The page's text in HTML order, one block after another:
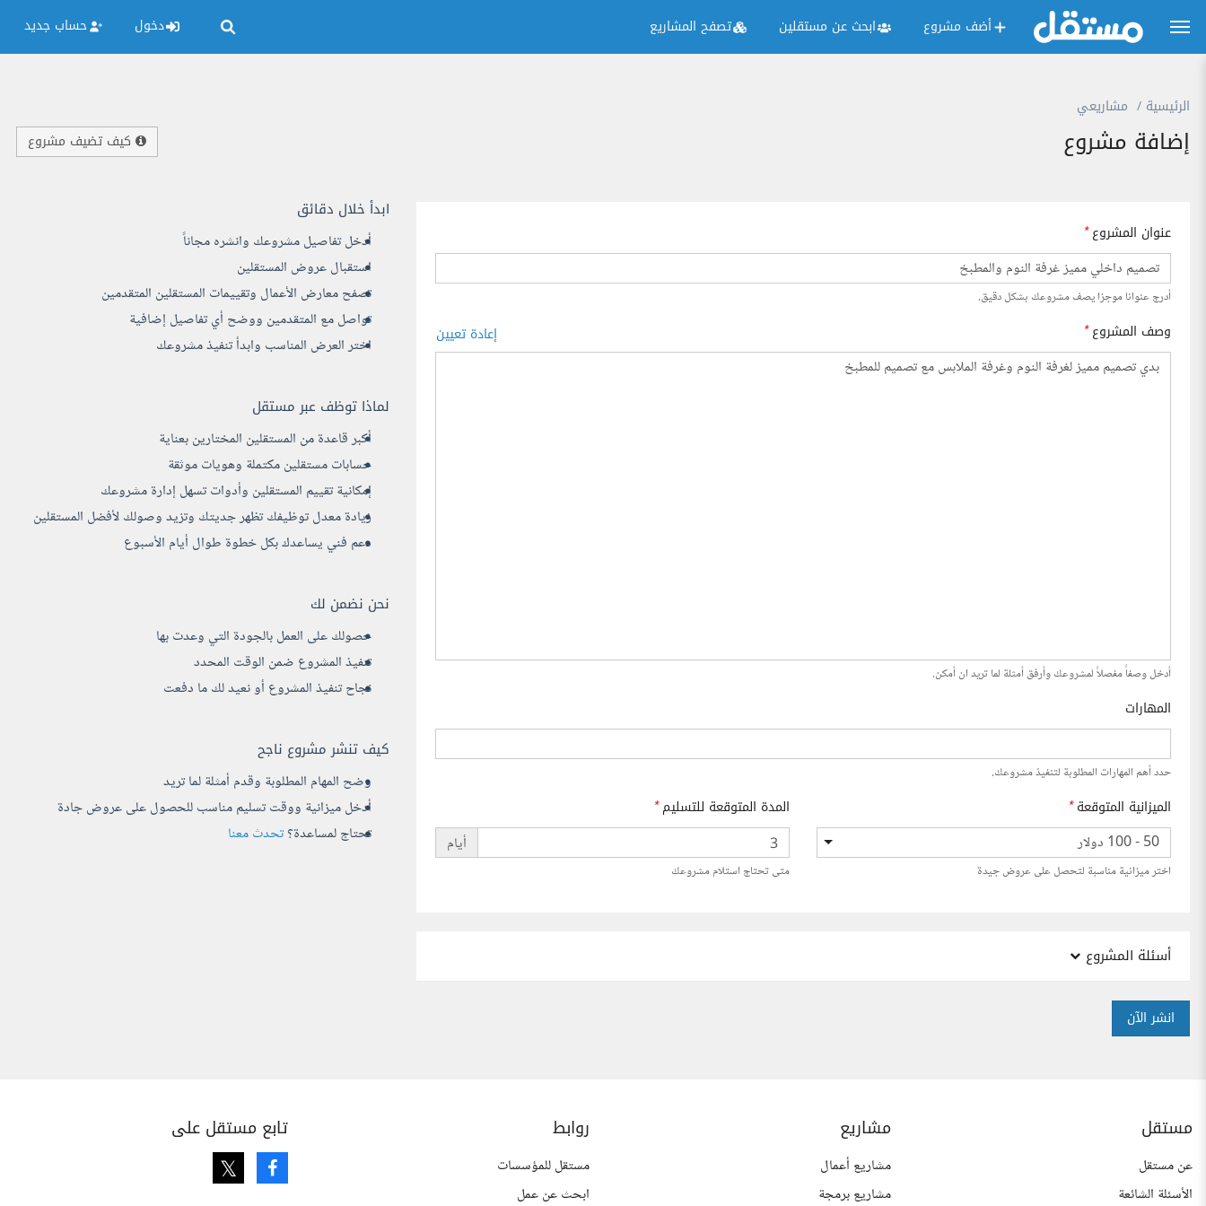
أضف مشروع ابحث عن مستقلين تصفح المشاريع دخول حساب جديد
الرئيسية مشاريعي
إضافة مشروع كيف تضيف مشروع
ابدأ خلال دقائق
أدخل تفاصيل مشروعك وانشره مجاناً
استقبال عروض المستقلين
تصفح معارض الأعمال وتقييمات المستقلين المتقدمين
تواصل مع المتقدمين ووضح أي تفاصيل إضافية
اختر العرض المناسب وابدأ تنفيذ مشروعك
لماذا توظف عبر مستقل
أكبر قاعدة من المستقلين المختارين بعناية
حسابات مستقلين مكتملة وهويات موثقة
إمكانية تقييم المستقلين وأدوات تسهل إدارة مشروعك
زيادة معدل توظيفك تظهر جديتك وتزيد وصولك لأفضل المستقلين
دعم فني يساعدك بكل خطوة طوال أيام الأسبوع
نحن نضمن لك
حصولك على العمل بالجودة التي وعدت بها
تنفيذ المشروع ضمن الوقت المحدد
نجاح تنفيذ المشروع أو نعيد لك ما دفعت
كيف تنشر مشروع ناجح
وضح المهام المطلوبة وقدم أمثلة لما تريد
أدخل ميزانية ووقت تسليم مناسب للحصول على عروض جادة
تحتاج لمساعدة؟تحدث معنا
عنوان المشروع*
أدرج عنوانا موجزا يصف مشروعك بشكل دقيق.
وصف المشروع* إعادة تعيين
أدخل وصفاً مفصلاً لمشروعك وأرفق أمثلة لما تريد ان أمكن.
المهارات
حدد أهم المهارات المطلوبة لتنفيذ مشروعك.
الميزانية المتوقعة*
50 - 100 دولار
اختر ميزانية مناسبة لتحصل على عروض جيدة
المدة المتوقعة للتسليم*
أيام
متى تحتاج استلام مشروعك
أسئلة المشروع
انشر الآن
مستقل
عن مستقل
الأسئلة الشائعة
مشاريع
مشاريع أعمال
مشاريع برمجة
روابط
مستقل للمؤسسات
ابحث عن عمل
تابع مستقل على
Facebook
Twitter